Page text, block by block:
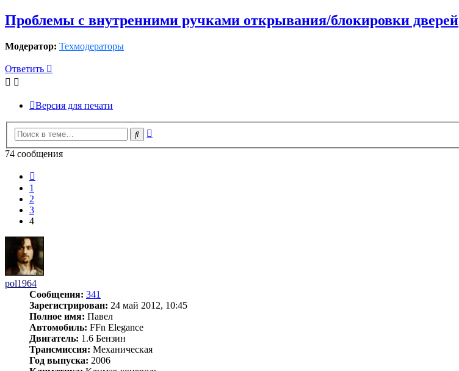
Проблемы с внутренними ручками открывания/блокировки дверей
Модератор: Техмодераторы
Ответить
Версия для печати
Поиск
74 сообщения
1
2
3
4
pol1964
Сообщения: 341
Зарегистрирован: 24 май 2012, 10:45
Полное имя: Павел
Автомобиль: FFn Elegance
Двигатель: 1.6 Бензин
Трансмиссия: Механическая
Год выпуска: 2006